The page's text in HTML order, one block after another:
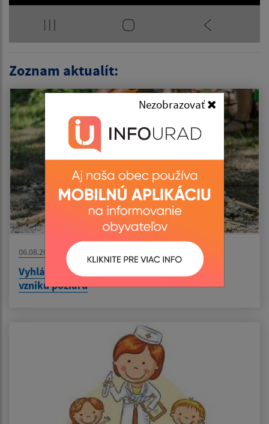
Nezobrazovať
Zoznam aktualít:
06.08.2026
Vyhlásenie času zvýšeného nebezpečenstva
vzniku požiaru